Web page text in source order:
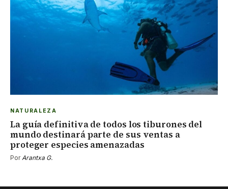
NATURALEZA
La guía definitiva de todos los tiburones del
mundo destinará parte de sus ventas a
proteger especies amenazadas
PorArantxa G.